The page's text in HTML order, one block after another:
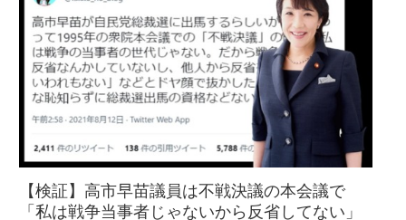
【検証】高市早苗議員は不戦決議の本会議で
「私は戦争当事者じゃないから反省してない」